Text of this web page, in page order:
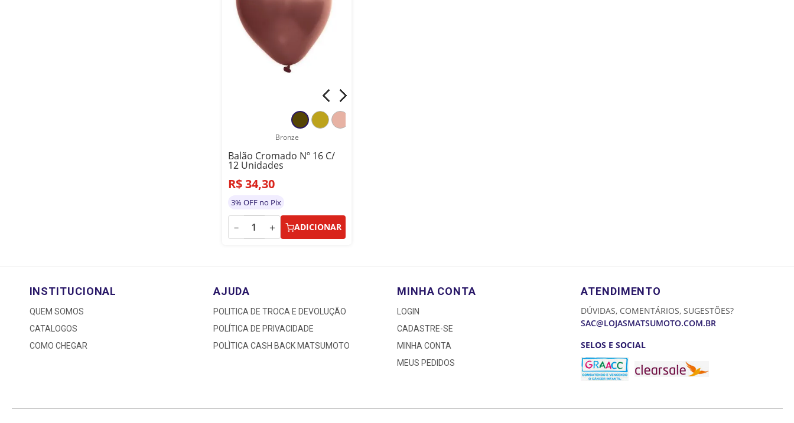
Bronze
Balão Cromado Nº 16 C/
12 Unidades
R$34,30
3% OFF no Pix
－ ＋ ADICIONAR
INSTITUCIONAL
QUEM SOMOS
CATALOGOS
COMO CHEGAR
AJUDA
POLITICA DE TROCA E DEVOLUÇÃO
POLÍTICA DE PRIVACIDADE
POLÌTICA CASH BACK MATSUMOTO
MINHA CONTA
LOGIN
CADASTRE-SE
MINHA CONTA
MEUS PEDIDOS
ATENDIMENTO
DÚVIDAS, COMENTÁRIOS, SUGESTÕES?
SAC@LOJASMATSUMOTO.COM.BR
SELOS E SOCIAL